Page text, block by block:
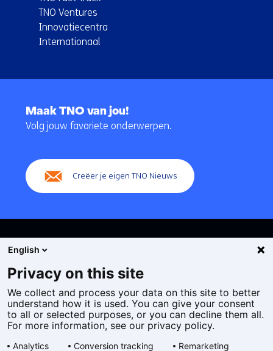
TNO Ventures
Innovatiecentra
Internationaal
navigatie
Maak TNO van jou!
Volg jouw favoriete onderwerpen.
Creëer je eigen TNO Nieuws
Cookies
Privacy statement
Toegankelijkheid
English
Privacy on this site
We collect and process your data on this site to better
understand how it is used. You can give your consent
to all or selected purposes, or you can decline them all.
For more information, see our privacy policy.
Analytics Conversion tracking Remarketing